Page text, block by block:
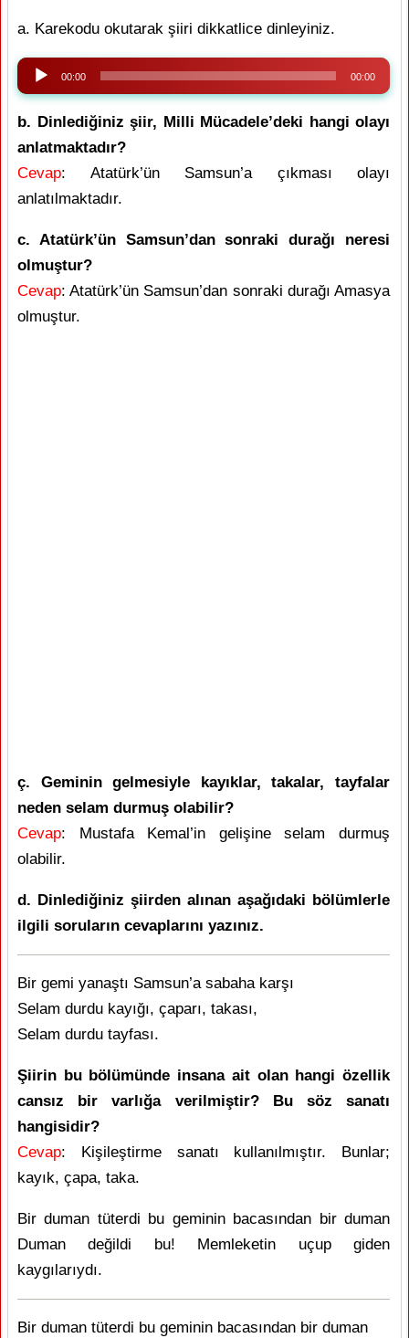
a. Karekodu okutarak şiiri dikkatlice dinleyiniz.
Ses
oynatıcı
00:00 00:00
b. Dinlediğiniz şiir, Milli Mücadele’deki hangi olayı
anlatmaktadır?
Cevap: Atatürk’ün Samsun’a çıkması olayı
anlatılmaktadır.
c. Atatürk’ün Samsun’dan sonraki durağı neresi
olmuştur?
Cevap: Atatürk’ün Samsun’dan sonraki durağı Amasya
olmuştur.
ç. Geminin gelmesiyle kayıklar, takalar, tayfalar
neden selam durmuş olabilir?
Cevap: Mustafa Kemal’in gelişine selam durmuş
olabilir.
d. Dinlediğiniz şiirden alınan aşağıdaki bölümlerle
ilgili soruların cevaplarını yazınız.
Bir gemi yanaştı Samsun’a sabaha karşı
Selam durdu kayığı, çaparı, takası,
Selam durdu tayfası.
Şiirin bu bölümünde insana ait olan hangi özellik
cansız bir varlığa verilmiştir? Bu söz sanatı
hangisidir?
Cevap: Kişileştirme sanatı kullanılmıştır. Bunlar;
kayık, çapa, taka.
Bir duman tüterdi bu geminin bacasından bir duman
Duman değildi bu! Memleketin uçup giden
kaygılarıydı.
Bir duman tüterdi bu geminin bacasından bir duman